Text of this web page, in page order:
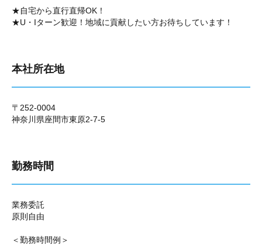
★自宅から直行直帰OK！
★U・Iターン歓迎！地域に貢献したい方お待ちしています！
本社所在地
〒252-0004
神奈川県座間市東原2-7-5
勤務時間
業務委託
原則自由
＜勤務時間例＞